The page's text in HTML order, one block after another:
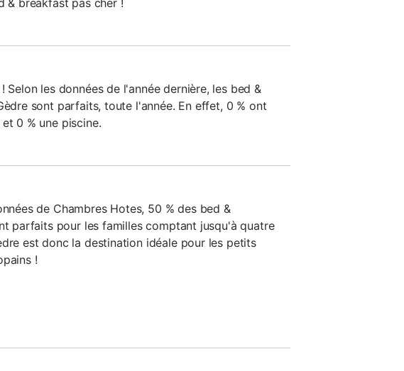
& breakfast pas cher !
Selon les données de l'année dernière, les bed &
sont parfaits, toute l'année. En effet, 0 % ont
0 % une piscine.
de Chambres Hotes, 50 % des bed &
parfaits pour les familles comptant jusqu'à quatre
est donc la destination idéale pour les petits
!